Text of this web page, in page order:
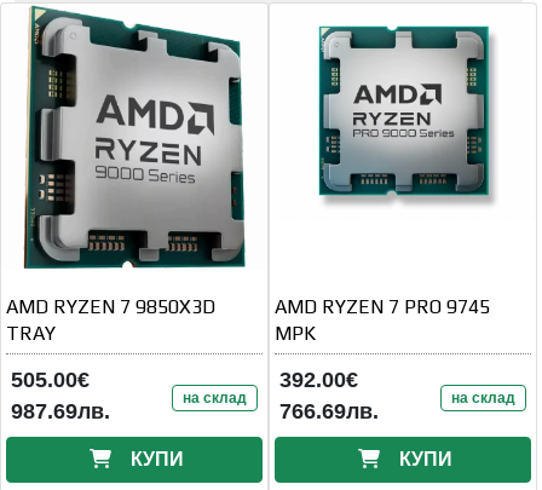
AMD RYZEN 7 9850X3D
TRAY
505.00€
987.69лв.
на склад
КУПИ
AMD RYZEN 7 PRO 9745
MPK
392.00€
766.69лв.
на склад
КУПИ